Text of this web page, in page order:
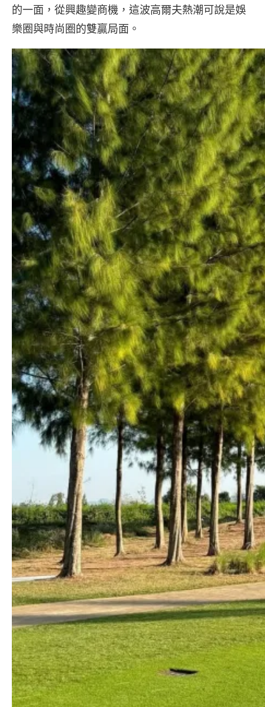
的一面，從興趣變商機，這波高爾夫熱潮可說是娛
樂圈與時尚圈的雙贏局面。